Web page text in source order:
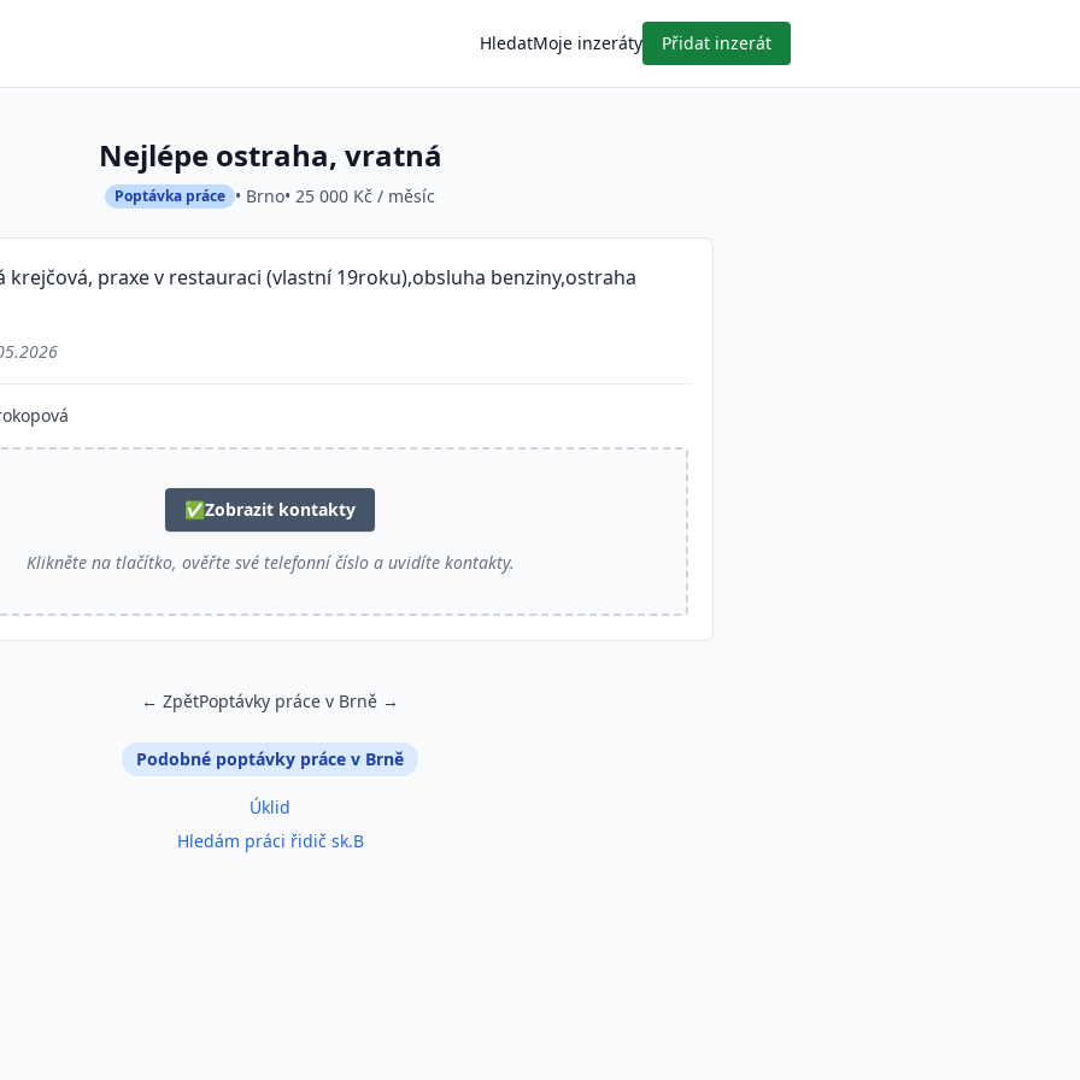
HledatMoje inzeráty Přidat inzerát
Nejlépe ostraha, vratná
Poptávka práce • Brno• 25 000 Kč / měsíc
krejčová, praxe v restauraci (vlastní 19roku),obsluha benziny,ostraha
✅Zobrazit kontakty
Klikněte na tlačítko, ověřte své telefonní číslo a uvidíte kontakty.
← ZpětPoptávky práce v Brně →
Podobné poptávky práce v Brně
Úklid
Hledám práci řidič sk.B